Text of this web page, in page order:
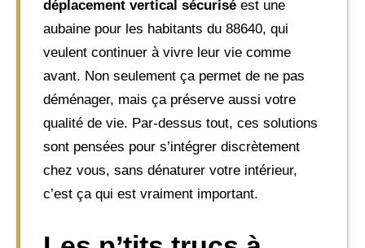
déplacement vertical sécurisé est une
aubaine pour les habitants du 88640, qui
veulent continuer à vivre leur vie comme
avant. Non seulement ça permet de ne pas
déménager, mais ça préserve aussi votre
qualité de vie. Par-dessus tout, ces solutions
sont pensées pour s’intégrer discrètement
chez vous, sans dénaturer votre intérieur,
c’est ça qui est vraiment important.